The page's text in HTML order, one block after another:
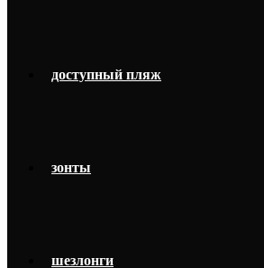
доступный пляж
зонты
шезлонги